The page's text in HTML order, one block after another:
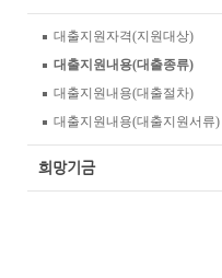
대출지원자격(지원대상)
대출지원내용(대출종류)
대출지원내용(대출절차)
대출지원내용(대출지원서류)
희망기금